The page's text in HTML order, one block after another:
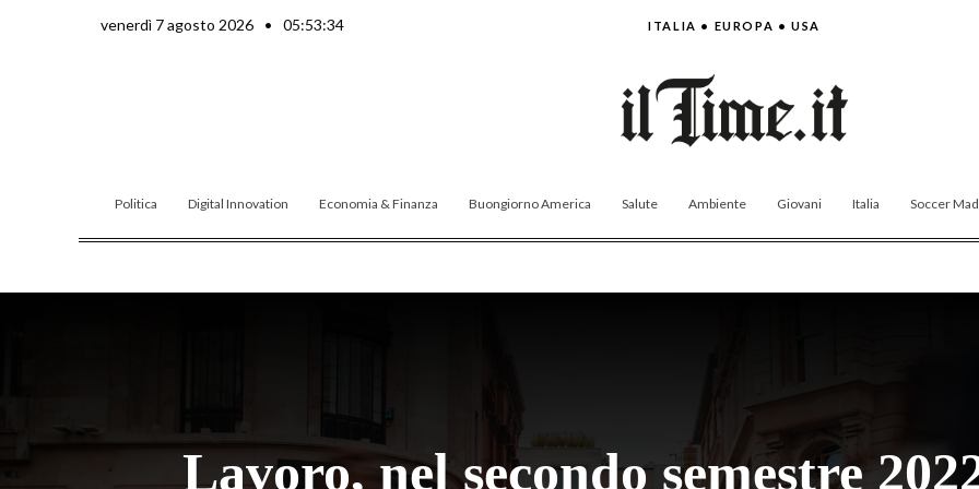
venerdì 7 agosto 2026 • 05:53:35 ITALIA • EUROPA • USA
Politica Digital Innovation Economia & Finanza Buongiorno America Salute Ambiente Giovani Italia Soccer
Lavoro, nel secondo semestre